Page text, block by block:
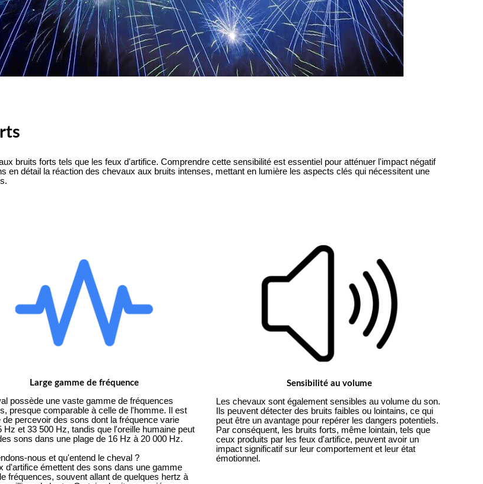
bruits forts tels que les feux d'artifice. Comprendre cette sensibilité est essentiel pour atténuer l'impact négatif
en détail la réaction des chevaux aux bruits intenses, mettant en lumière les aspects clés qui nécessitent une
Large gamme de fréquence
possède une vaste gamme de fréquences
presque comparable à celle de l'homme. Il est
de percevoir des sons dont la fréquence varie
Hz et 33 500 Hz, tandis que l'oreille humaine peut
sons dans une plage de 16 Hz à 20 000 Hz.
nous et qu'entend le cheval ?
d'artifice émettent des sons dans une gamme
fréquences, souvent allant de quelques hertz à
Sensibilité au volume
Les chevaux sont également sensibles au volume du son.
Ils peuvent détecter des bruits faibles ou lointains, ce qui
peut être un avantage pour repérer les dangers potentiels.
Par conséquent, les bruits forts, même lointain, tels que
ceux produits par les feux d'artifice, peuvent avoir un
impact significatif sur leur comportement et leur état
émotionnel.